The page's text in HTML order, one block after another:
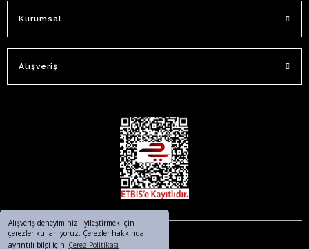
Alışveriş deneyiminizi iyileştirmek için
çerezler kullanıyoruz. Çerezler hakkında
ayrıntılı bilgi için Çerez Politikası
Kurumsal
Alışveriş